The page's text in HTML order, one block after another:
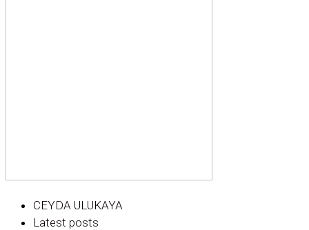
CEYDA ULUKAYA
Latest posts